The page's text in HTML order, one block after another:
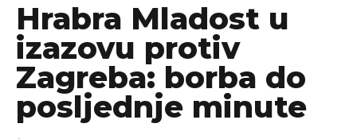
Hrabra Mladost u
izazovu protiv
Zagreba: borba do
posljednje minute